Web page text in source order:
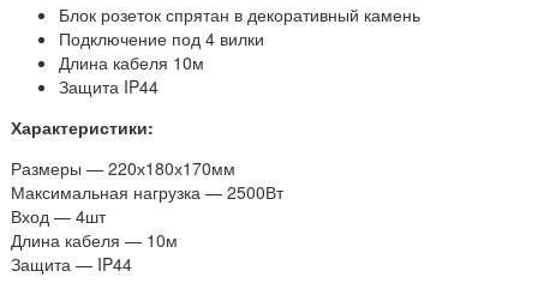
Блок розеток спрятан в декоративный камень
Подключение под 4 вилки
Длина кабеля 10м
Защита IP44
Характеристики:
Размеры — 220х180х170мм
Максимальная нагрузка — 2500Вт
Вход — 4шт
Длина кабеля — 10м
Защита — IP44